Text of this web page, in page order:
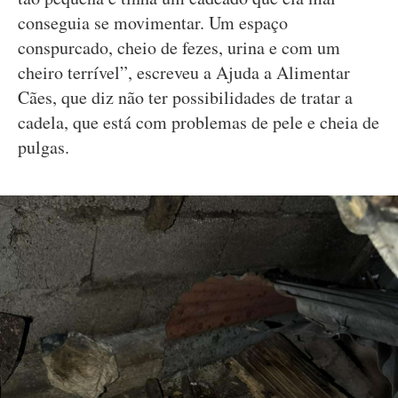
conseguia se movimentar. Um espaço
conspurcado, cheio de fezes, urina e com um
cheiro terrível”, escreveu a Ajuda a Alimentar
Cães, que diz não ter possibilidades de tratar a
cadela, que está com problemas de pele e cheia de
pulgas.